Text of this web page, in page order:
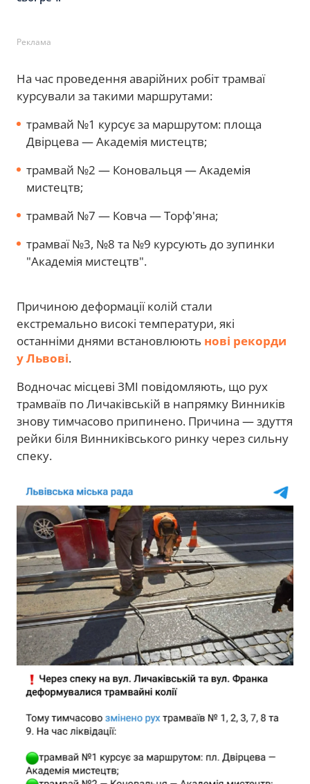
Реклама
На час проведення аварійних робіт трамваї
курсували за такими маршрутами:
трамвай №1 курсує за маршрутом: площа
Двірцева — Академія мистецтв;
трамвай №2 — Коновальця — Академія
мистецтв;
трамвай №7 — Ковча — Торф'яна;
трамваї №3, №8 та №9 курсують до зупинки
"Академія мистецтв".
Причиною деформації колій стали
екстремально високі температури, які
останніми днями встановлюють нові рекорди
у Львові.
Водночас місцеві ЗМІ повідомляють, що рух
трамваїв по Личаківській в напрямку Винників
знову тимчасово припинено. Причина — здуття
рейки біля Винниківського ринку через сильну
спеку.